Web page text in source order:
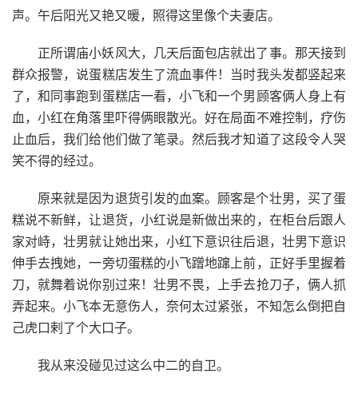
声。午后阳光又艳又暖，照得这里像个夫妻店。
正所谓庙小妖风大，几天后面包店就出了事。那天接到
群众报警，说蛋糕店发生了流血事件！当时我头发都竖起来
了，和同事跑到蛋糕店一看，小飞和一个男顾客俩人身上有
血，小红在角落里吓得俩眼散光。好在局面不难控制，疗伤
止血后，我们给他们做了笔录。然后我才知道了这段令人哭
笑不得的经过。
原来就是因为退货引发的血案。顾客是个壮男，买了蛋
糕说不新鲜，让退货，小红说是新做出来的，在柜台后跟人
家对峙，壮男就让她出来，小红下意识往后退，壮男下意识
伸手去拽她，一旁切蛋糕的小飞蹭地蹿上前，正好手里握着
刀，就舞着说你别过来！壮男不畏，上手去抢刀子，俩人抓
弄起来。小飞本无意伤人，奈何太过紧张，不知怎么倒把自
己虎口剌了个大口子。
我从来没碰见过这么中二的自卫。